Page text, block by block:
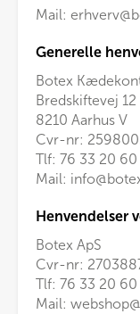
Mail:
Generelle
Botex
Bredskiftevej 12
8210 Aarhus V
Cvr-nr:
Tlf: 76 33 20 60
Mail:
Henvendelser
Botex ApS
Cvr-nr:
Tlf: 76 33 20
Mail: